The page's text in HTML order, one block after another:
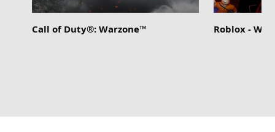
Call of Duty®: Warzone™ Roblox -